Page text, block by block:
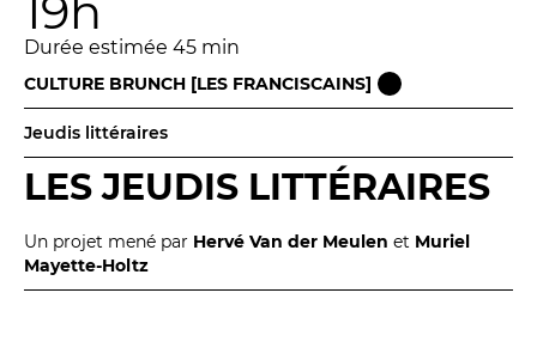
Durée estimée 45 min
CULTURE BRUNCH [LES FRANCISCAINS]
Jeudis littéraires
LES JEUDIS LITTÉRAIRES
Un projet mené par Hervé Van der Meulen et Muriel
Mayette-Holtz